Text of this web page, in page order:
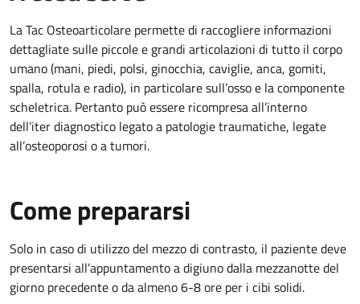
La Tac Osteoarticolare permette di raccogliere informazioni
dettagliate sulle piccole e grandi articolazioni di tutto il corpo
umano (mani, piedi, polsi, ginocchia, caviglie, anca, gomiti,
spalla, rotula e radio), in particolare sull’osso e la componente
scheletrica. Pertanto può essere ricompresa all’interno
dell’iter diagnostico legato a patologie traumatiche, legate
all’osteoporosi o a tumori.
Come prepararsi
Solo in caso di utilizzo del mezzo di contrasto, il paziente deve
presentarsi all’appuntamento a digiuno dalla mezzanotte del
giorno precedente o da almeno 6-8 ore per i cibi solidi.